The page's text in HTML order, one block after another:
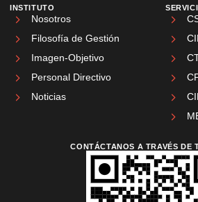
INSTITUTO
Nosotros
Filosofía de Gestión
Imagen-Objetivo
Personal Directivo
Noticias
CONTÁCTANOS A TRAVÉS DE